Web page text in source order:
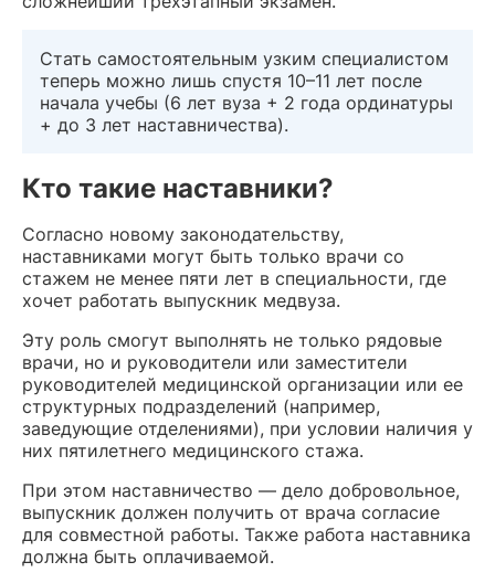
Стать самостоятельным узким специалистом
теперь можно лишь спустя 10–11 лет после
начала учебы (6 лет вуза + 2 года ординатуры
+ до 3 лет наставничества).
Кто такие наставники?
Согласно новому законодательству,
наставниками могут быть только врачи со
стажем не менее пяти лет в специальности, где
хочет работать выпускник медвуза.
Эту роль смогут выполнять не только рядовые
врачи, но и руководители или заместители
руководителей медицинской организации или ее
структурных подразделений (например,
заведующие отделениями), при условии наличия у
них пятилетнего медицинского стажа.
При этом наставничество — дело добровольное,
выпускник должен получить от врача согласие
для совместной работы. Также работа наставника
должна быть оплачиваемой.